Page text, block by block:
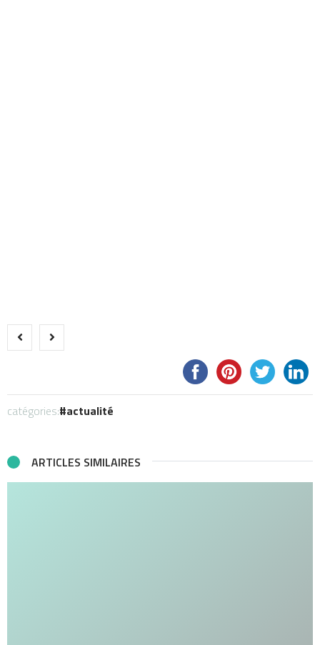
catégories: actualité
ARTICLES SIMILAIRES